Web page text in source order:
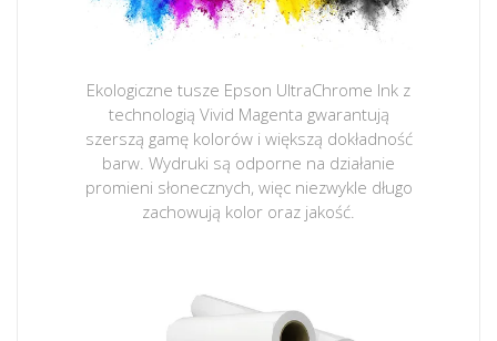
Ekologiczne tusze Epson UltraChrome Ink z
technologią Vivid Magenta gwarantują
szerszą gamę kolorów i większą dokładność
barw. Wydruki są odporne na działanie
promieni słonecznych, więc niezwykle długo
zachowują kolor oraz jakość.